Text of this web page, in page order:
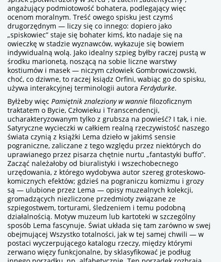
angażujący podmiotowość bohatera, podlegający więc
ocenom moralnym. Treść owego spisku jest czymś
drugorzędnym — liczy się co innego: dopiero jako
„spiskowiec” staje się bohater kimś, kto nadaje się na
owieczkę w stadzie wyznawców, wykazuje się bowiem
indywidualną wolą. Jako idealny szpieg byłby raczej pustą w
środku marionetą, noszącą na sobie liczne warstwy
kostiumów i masek — niczym człowiek Gombrowiczowski,
choć, co dziwne, to raczej ksiądz Orfini, wabiąc go do spisku,
używa interakcyjnej terminologii autora Ferdydurke.
Byłżeby więc Pamiętnik znaleziony w wannie filozoficznym
traktatem o Bycie, Człowieku i Transcendencji,
ucharakteryzowanym tylko z grubsza na powieść? I tak, i nie.
Satyryczne wycieczki w całkiem realną rzeczywistość naszego
świata czynią z książki Lema dzieło w jakimś sensie
pograniczne, zaliczane z tego względu przez niektórych do
uprawianego przez pisarza chętnie nurtu „fantastyki buffo”.
Zacząć należałoby od biuralistyki i wszechobecnego
urzędowania, z którego wydobywa autor szereg groteskowo-
komicznych efektów; gdzieś na pograniczu komizmu i grozy
są — ulubione przez Lema — opisy muzealnych kolekcji,
gromadzących niezliczone przedmioty związane ze
szpiegostwem, torturami, śledzeniem i temu podobną
działalnością. Motyw muzeum lub kartoteki w szczególny
sposób Lema fascynuje. Świat układa się tam zarówno w swej
obejmującej Wszystko totalności, jak w tej samej chwili — w
postaci wyczerpującego katalogu rzeczy, między którymi
zerwano więzy funkcjonalne, by sklasyfikować je podług